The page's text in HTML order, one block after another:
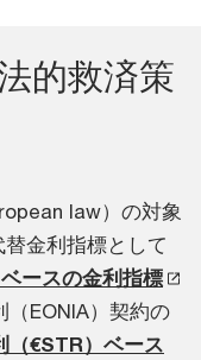
的救済策
law）の対象
金利指標として
ースの金利指標
（EONIA）契約の
（€STR）ベース